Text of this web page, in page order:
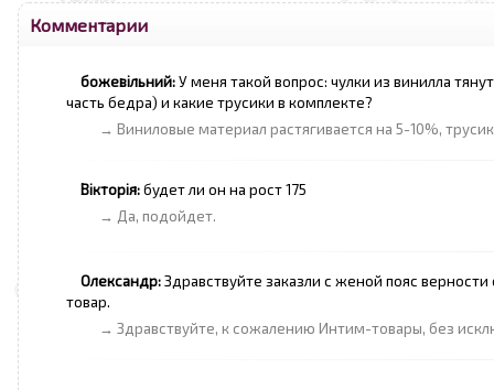
Комментарии
божевільний:У меня такой вопрос: чулки из винилла
часть бедра) и какие трусики в комплекте?
→ Виниловые материал растягивается на 5-10%,
Вікторія:будет ли он на рост 175
→ Да, подойдет.
Олександр:Здравствуйте заказли с женой пояс
товар.
→ Здравствуйте, к сожалению Интим-товары, без